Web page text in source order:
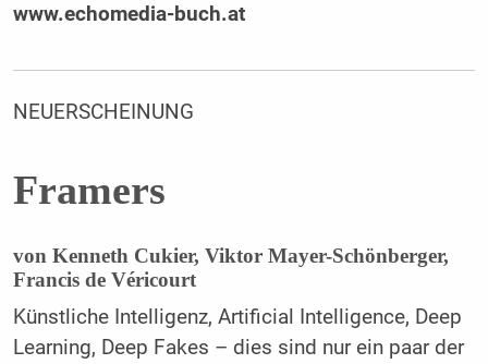
www.echomedia-buch.at
NEUERSCHEINUNG
Framers
von Kenneth Cukier, Viktor Mayer-Schönberger,
Francis de Véricourt
Künstliche Intelligenz, Artificial Intelligence, Deep
Learning, Deep Fakes – dies sind nur ein paar der